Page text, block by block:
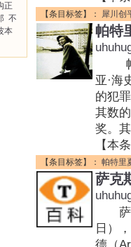
正
不
本
【条目标签】： 犀川创
帕特
帕特
亚·海
的犯
其数
奖。
【本
【条目标签】： 帕特里
萨克
萨克
日）